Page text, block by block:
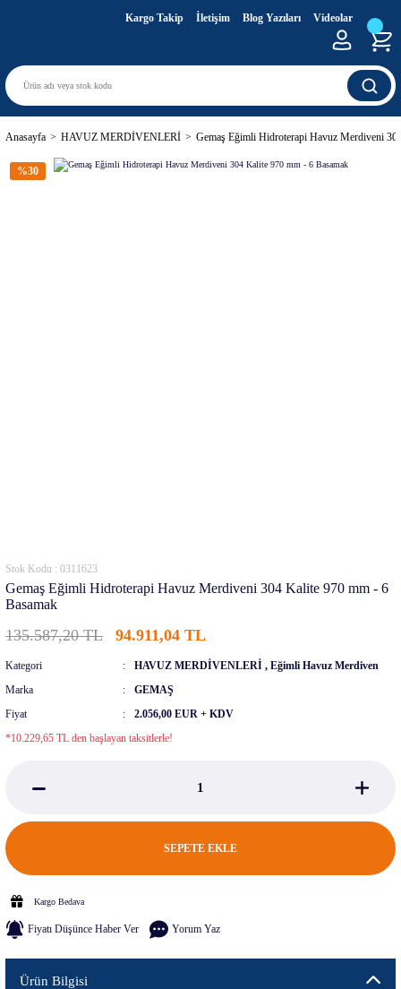
Kargo Takip İletişim Blog Yazıları Videolar
Anasayfa HAVUZ MERDİVENLERİ Gemaş Eğimli Hidroterapi Havuz Merdiveni
%30
Stok Kodu : 0311623
Gemaş Eğimli Hidroterapi Havuz Merdiveni 304 Kalite 970 mm - 6
Basamak
135.587,20 TL 94.911,04 TL
Kategori HAVUZ MERDİVENLERİ , Eğimli Havuz Merdiven
Marka
GEMAŞ
Fiyat
2.056,00 EUR + KDV
*10.229,65 TL den başlayan taksitlerle!
SEPETE EKLE
Kargo Bedava
Fiyatı Düşünce Haber Ver Yorum Yaz
Ürün Bilgisi